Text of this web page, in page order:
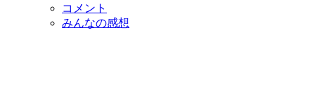
コメント
みんなの感想